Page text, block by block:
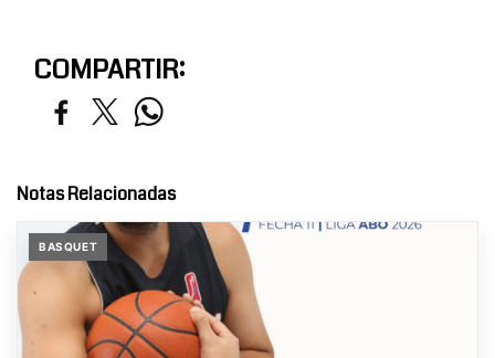
COMPARTIR:
Notas Relacionadas
BASQUET